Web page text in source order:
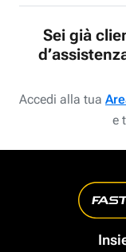
Sei già
Accedi alla tua
e